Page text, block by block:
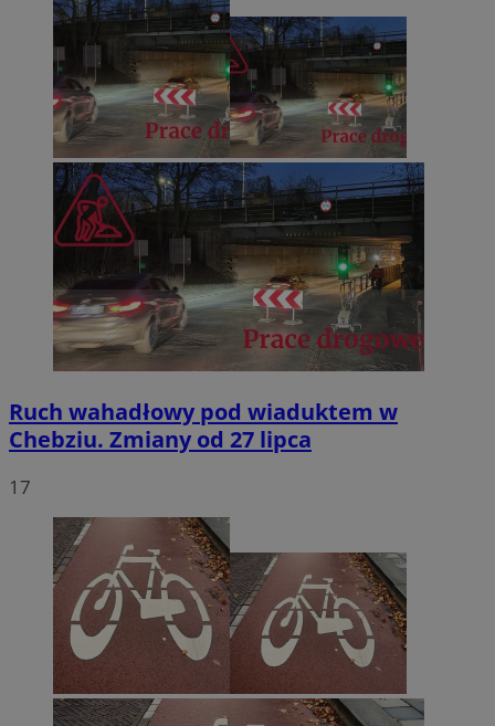
Ruch wahadłowy pod wiaduktem w
Chebziu. Zmiany od 27 lipca
17